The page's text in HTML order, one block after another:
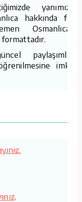
yanımızda
hakkında fikir
Osmanlıcaya
formattadır.
paylaşımları,
imkan
.